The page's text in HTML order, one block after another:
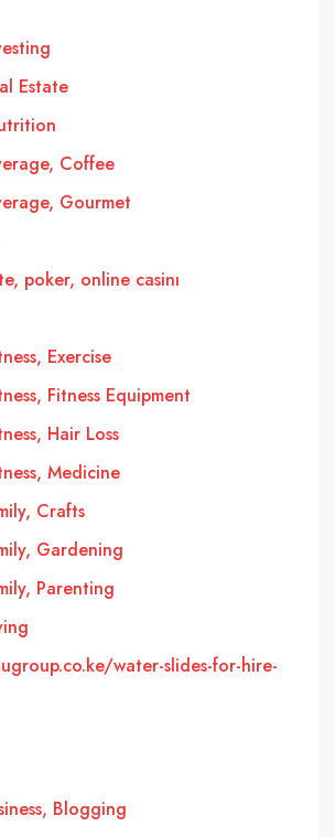
Estate
Coffee
Gourmet
poker, online casinı
Exercise
Fitness Equipment
Hair Loss
Medicine
Crafts
Gardening
Parenting
water-slides-for-hire-
Blogging